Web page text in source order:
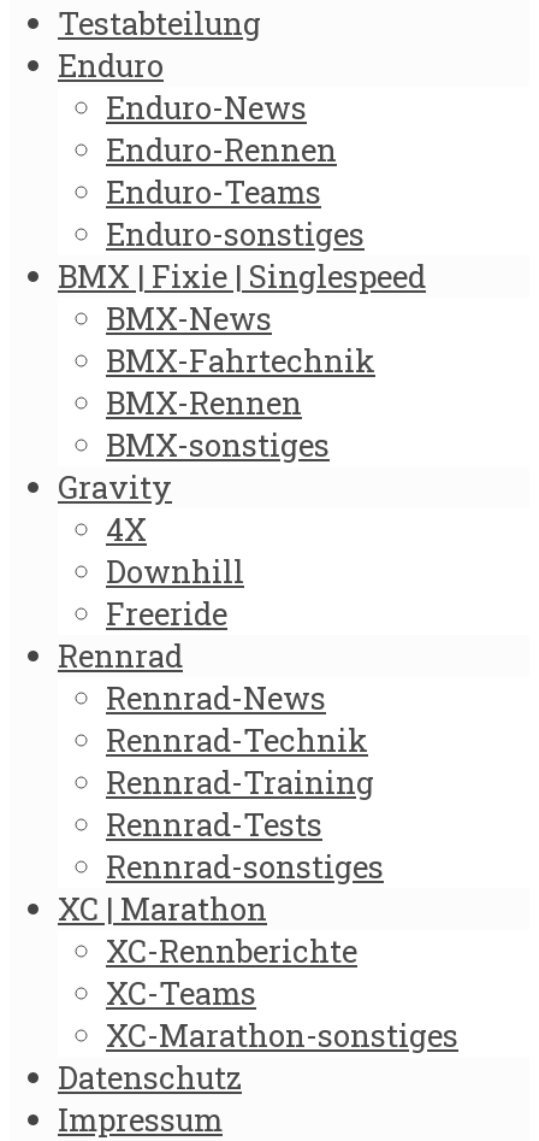
Testabteilung
Enduro
Enduro-News
Enduro-Rennen
Enduro-Teams
Enduro-sonstiges
BMX | Fixie | Singlespeed
BMX-News
BMX-Fahrtechnik
BMX-Rennen
BMX-sonstiges
Gravity
4X
Downhill
Freeride
Rennrad
Rennrad-News
Rennrad-Technik
Rennrad-Training
Rennrad-Tests
Rennrad-sonstiges
XC | Marathon
XC-Rennberichte
XC-Teams
XC-Marathon-sonstiges
Datenschutz
Impressum